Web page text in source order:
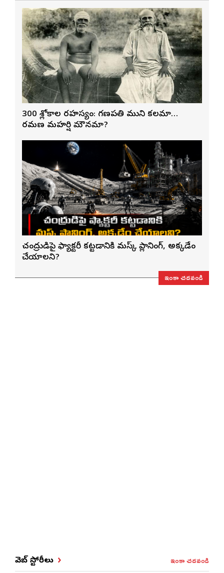
300 శ్లోకాల రహస్యం: గణపతి ముని కలమా…
రమణ మహర్షి మౌనమా?
చంద్రుడిపై ఫ్యాక్టరీ కట్టడానికి మస్క్ ప్లానింగ్, అక్కడేం
చేయాలని?
ఇంకా చదవండి
వెబ్ స్టోరీలు ఇంకా చదవండి